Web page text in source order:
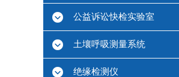
公益诉讼快检实验室
土壤呼吸测量系统
绝缘检测仪